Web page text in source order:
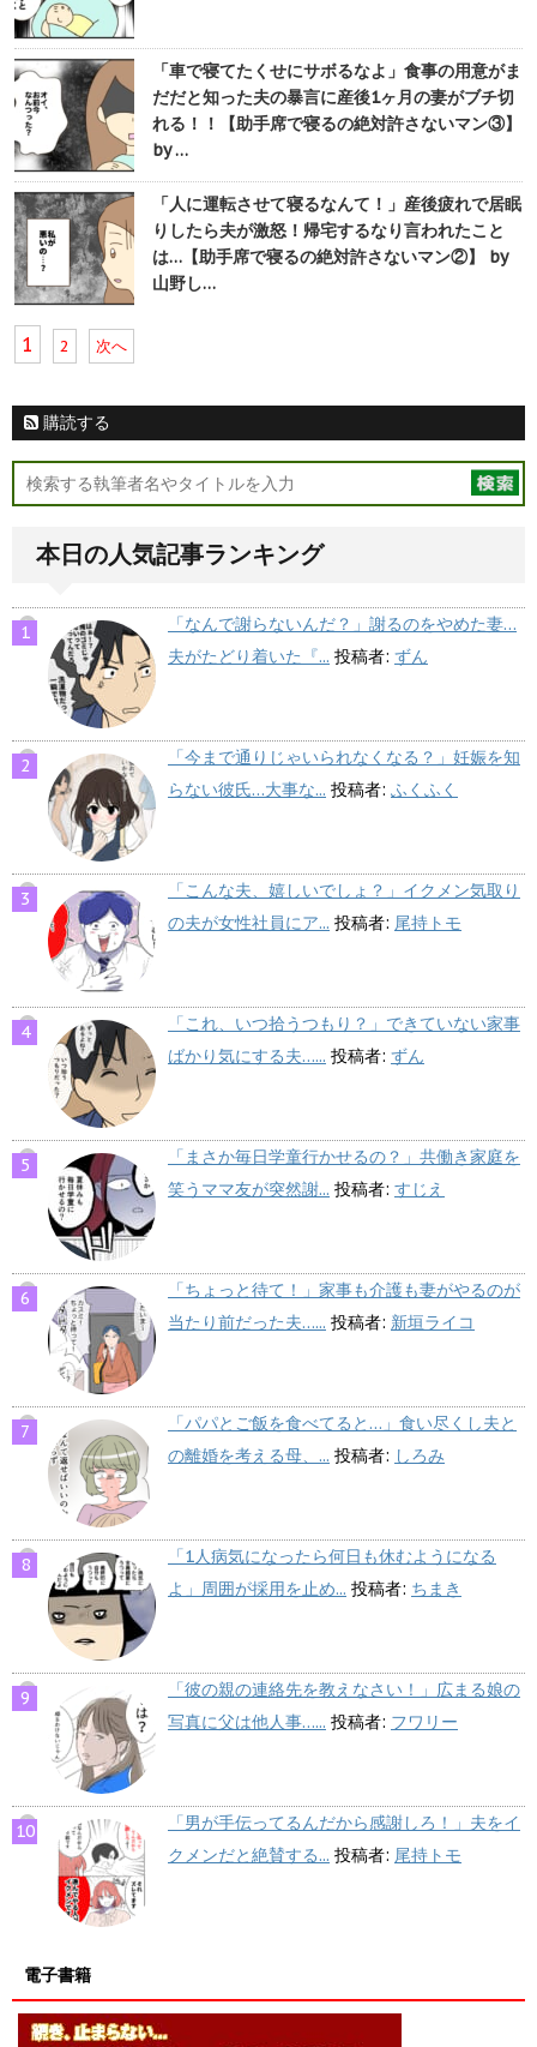
「車で寝てたくせにサボるなよ」食事の用意がま
だだと知った夫の暴言に産後1ヶ月の妻がブチ切
れる！！【助手席で寝るの絶対許さないマン③】
by …
「人に運転させて寝るなんて！」産後疲れで居眠
りしたら夫が激怒！帰宅するなり言われたこと
は…【助手席で寝るの絶対許さないマン②】 by
山野し…
1 2 次へ
購読する
本日の人気記事ランキング
「なんで謝らないんだ？」謝るのをやめた妻…
夫がたどり着いた『... 投稿者: ずん
「今まで通りじゃいられなくなる？」妊娠を知
らない彼氏…大事な... 投稿者: ふくふく
「こんな夫、嬉しいでしょ？」イクメン気取り
の夫が女性社員にア... 投稿者: 尾持トモ
「これ、いつ拾うつもり？」できていない家事
ばかり気にする夫…... 投稿者: ずん
「まさか毎日学童行かせるの？」共働き家庭を
笑うママ友が突然謝... 投稿者: すじえ
「ちょっと待て！」家事も介護も妻がやるのが
当たり前だった夫…... 投稿者: 新垣ライコ
「パパとご飯を食べてると…」食い尽くし夫と
の離婚を考える母、... 投稿者: しろみ
「1人病気になったら何日も休むようになる
よ」周囲が採用を止め... 投稿者: ちまき
「彼の親の連絡先を教えなさい！」広まる娘の
写真に父は他人事…... 投稿者: フワリー
「男が手伝ってるんだから感謝しろ！」夫をイ
クメンだと絶賛する... 投稿者: 尾持トモ
電子書籍